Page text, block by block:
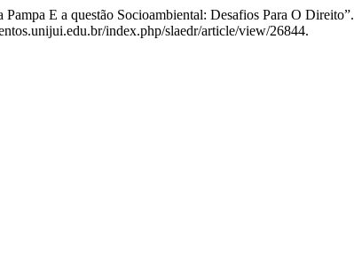
E a questão Socioambiental: Desafios Para O Direito”.
index.php/slaedr/article/view/26844.